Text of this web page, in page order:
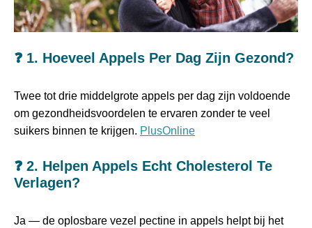
❓ 1. Hoeveel Appels Per Dag Zijn Gezond?
Twee tot drie middelgrote appels per dag zijn voldoende
om gezondheidsvoordelen te ervaren zonder te veel
suikers binnen te krijgen. PlusOnline
❓ 2. Helpen Appels Echt Cholesterol Te
Verlagen?
Ja — de oplosbare vezel pectine in appels helpt bij het